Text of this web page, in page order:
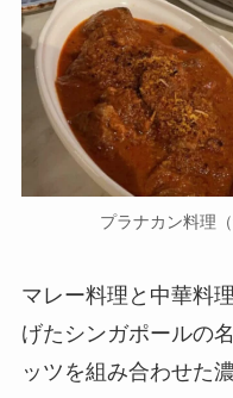
プラナカン料理
マレー料理と中華料
げたシンガポールの
ッツを組み合わせた